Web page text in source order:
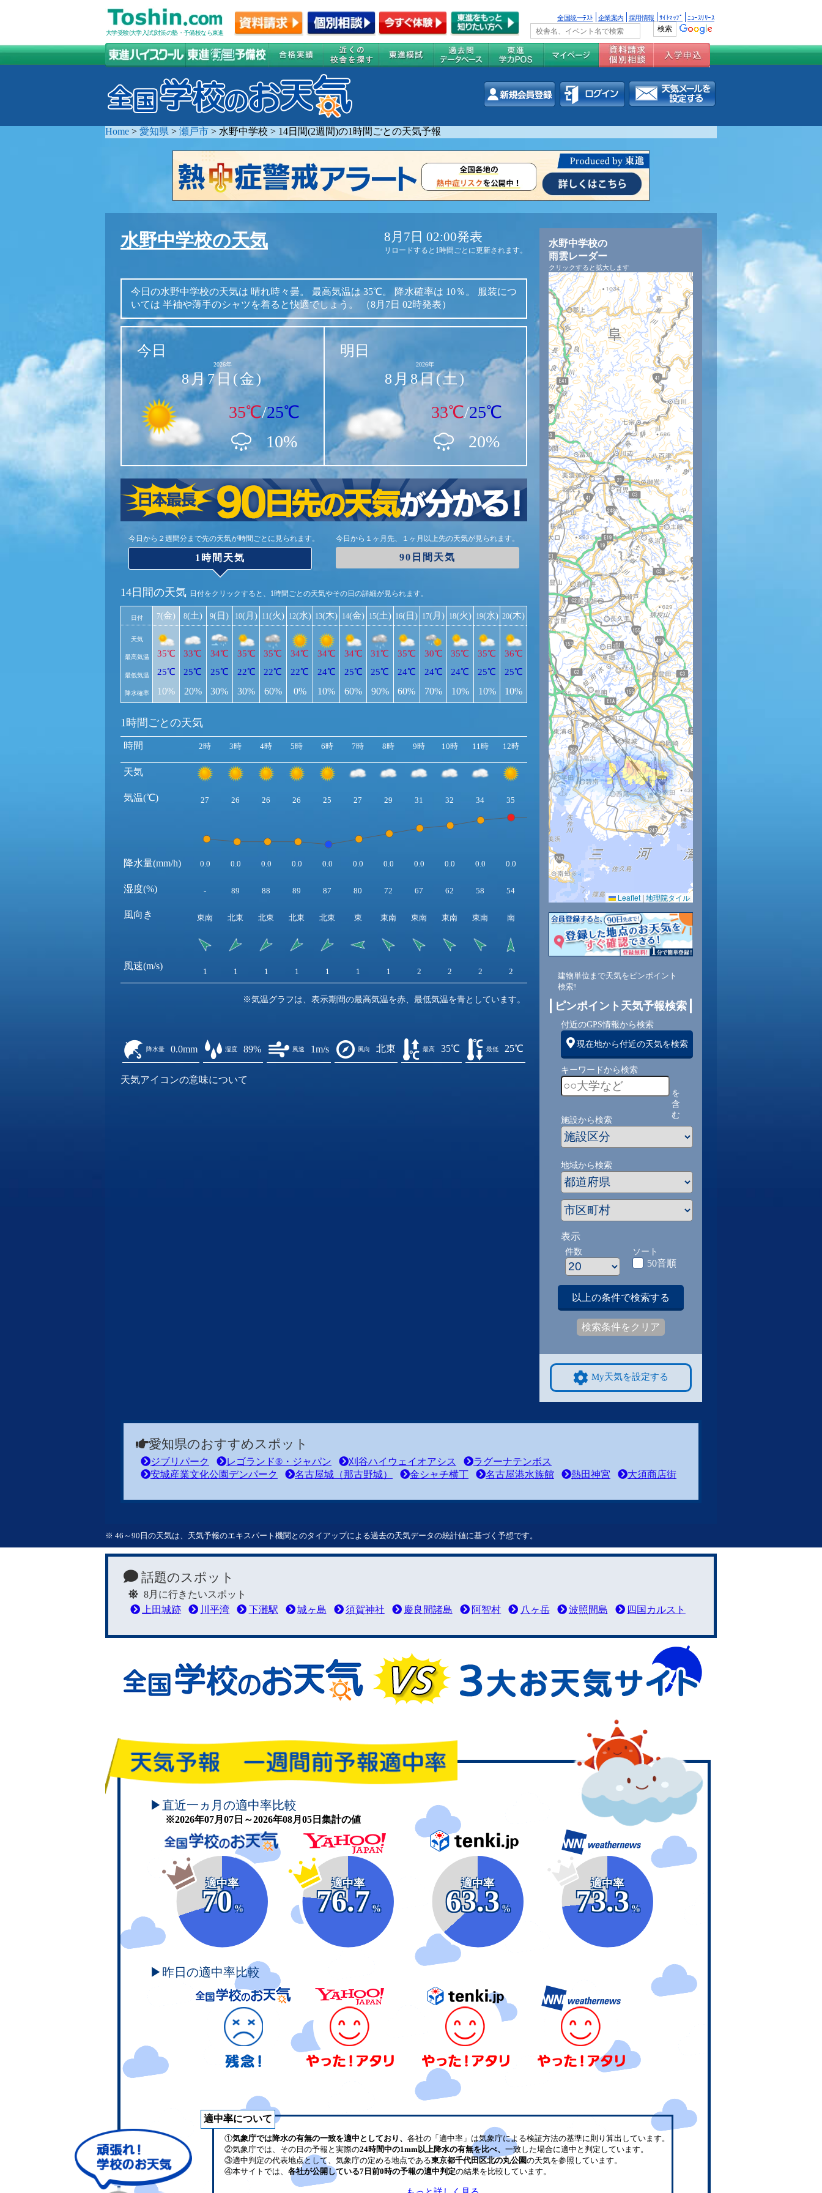
大学受験(大学入試)対策の塾・予備校なら東進
全国統一ﾃｽﾄ 企業案内 採用情報 ｻｲﾄﾏｯﾌﾟ ﾆｭｰｽﾘﾘｰｽ
Home > 愛知県 > 瀬戸市 > 水野中学校 > 14日間(2週間)の1時間ごとの天気予報
水野中学校の天気 8月7日 02:00発表
リロードすると1時間ごとに更新されます。
今日の水野中学校の天気は 晴れ時々曇。 最高気温は 35℃。 降水確率は 10％。
服装につ
いては 半袖や薄手のシャツを着ると快適でしょう。 （8月7日 02時発表）
今日
2026年
8月7日(金)
35℃/25℃
10%
明日
2026年
8月8日(土)
33℃/25℃
20%
今日から２週間分まで先の天気が時間ごとに見られます。
1時間天気
今日から１ヶ月先、１ヶ月以上先の天気が見られます。
90日間天気
14日間の天気 日付をクリックすると、1時間ごとの天気やその日の詳細が見られます。
日付
天気
最高気温
最低気温
降水確率
7(金)
35℃
25℃
10%
8(土)
33℃
25℃
20%
9(日)
34℃
25℃
30%
10(月)
35℃
22℃
30%
11(火)
35℃
22℃
60%
12(水)
34℃
22℃
0%
13(木)
34℃
24℃
10%
14(金)
34℃
25℃
60%
15(土)
31℃
25℃
90%
16(日)
35℃
24℃
60%
17(月)
30℃
24℃
70%
18(火)
35℃
24℃
10%
19(水)
35℃
25℃
10%
20(木)
36℃
25℃
10%
1時間ごとの天気
時間
天気
気温(℃)
降水量(mm/h)
湿度(%)
風向き
風速(m/s)
2時 3時 4時 5時 6時 7時 8時 9時 10時 11時 12時 13時 14時 15時 16時 17時 18時
27 26 26 26 25 27 29 31 32 34 35 35 35 34 33 32
0.0 0.0 0.0 0.0 0.0 0.0 0.0 0.0 0.0 0.0 0.0 0.0 0.0 0.0
- 89 88 89 87 80 72 67 62 58 54 59 60 70
東南 北東 北東 北東 北東 東 東南 東南 東南 東南 南 南 南 南 南
1 1 1 1 1 1 1 2 2 2 2 3 3 3 2
※気温グラフは、表示期間の最高気温を赤、最低気温を青としています。
降水量 0.0mm 湿度 89% 風速 1m/s 風向 北東 最高 35℃ 最低 25℃
天気アイコンの意味について
水野中学校の
雨雲レーダー
クリックすると拡大します
Leaflet | 地理院タイル
建物単位まで天気をピンポイント
検索!
ピンポイント天気予報検索
付近のGPS情報から検索
現在地から付近の天気を検索
キーワードから検索
を
含
む
施設から検索
地域から検索
表示
件数 ソート
50音順
以上の条件で検索する
検索条件をクリア
My天気を設定する
愛知県のおすすめスポット
ジブリパーク レゴランド®・ジャパン 刈谷ハイウェイオアシス
ラグーナテンボス
安城産業文化公園デンパーク
名古屋城（那古野城） 金シャチ横丁 名古屋港水族館 熱田神宮 大須商店街
※ 46～90日の天気は、天気予報のエキスパート機関とのタイアップによる過去の天気データの統計値に基づく予想です。
話題のスポット
8月に行きたいスポット
上田城跡
川平湾 下灘駅 城ヶ島 須賀神社 慶良間諸島 阿智村 八ヶ岳 波照間島 四国カルスト
頑張れ！学校のお天気
▶直近一ヵ月の適中率比較
※2026年07月07日～2026年08月05日集計の値
適中率
70
%
適中率
76.7
%
適中率
63.3
%
適中率
73.3
%
▶昨日の適中率比較
適中率について
①気象庁では降水の有無の一致を適中としており、 各社の「適中率」は気象庁による検証方法の基準に則り算出しています。
②気象庁では、その日の予報と実際の24時間中の1mm以上降水の有無を比べ、 一致した場合に適中と判定しています。
③適中判定の代表地点として、気象庁の定める地点である東京都千代田区北の丸公園の天気を参照しています。
④本サイトでは、 各社が公開している7日前0時の予報の適中判定の結果を比較しています。